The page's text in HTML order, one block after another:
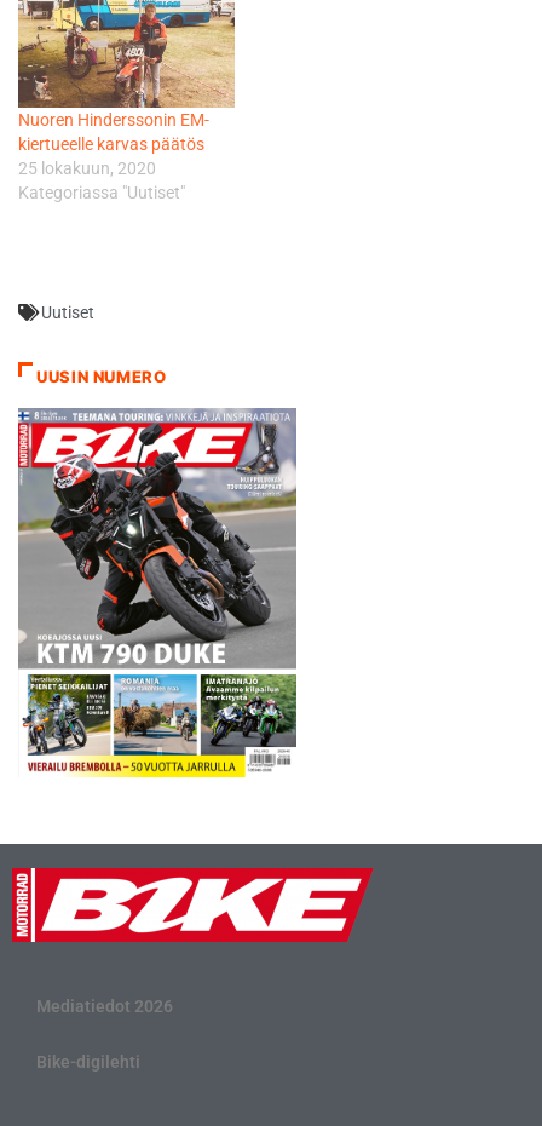
Nuoren Hinderssonin EM-
kiertueelle karvas päätös
25 lokakuun, 2020
Kategoriassa "Uutiset"
Uutiset
UUSIN NUMERO
Mediatiedot 2026
Bike-digilehti